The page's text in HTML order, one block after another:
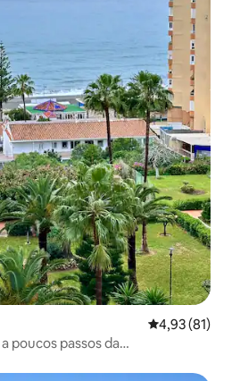
4,93 de uma
4,93 (81)
poucos passos da